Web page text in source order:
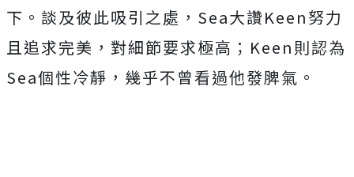
下。談及彼此吸引之處， Sea大讚Keen努力
且追求完美，對細節要求極高； Keen 則認為
Sea個性冷靜，幾乎不曾看過他發脾氣。